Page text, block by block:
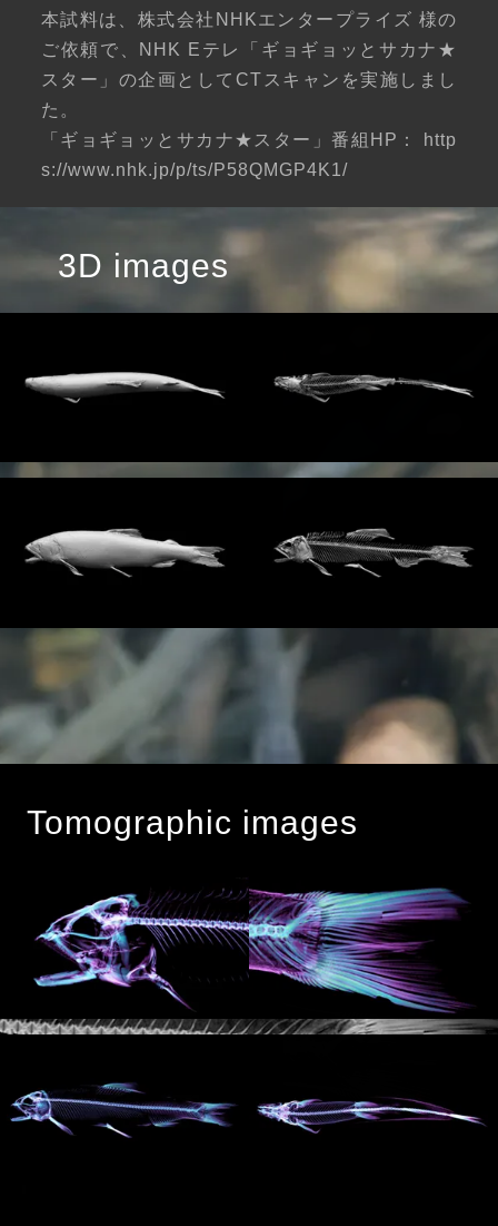
本試料は、株式会社NHKエンタープライズ 様の
ご依頼で、NHK Eテレ「ギョギョッとサカナ★
スター」の企画としてCTスキャンを実施しまし
た。
「ギョギョッとサカナ★スター」番組HP：
http
s://www.nhk.jp/p/ts/P58QMGP4K1/
3D images
Tomographic images